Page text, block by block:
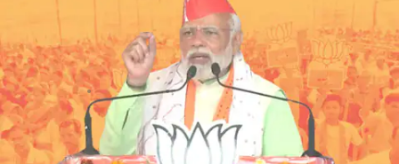
పేదరికంలోకి నెట్టారు'; త్రిపురలో
కాంగ్రెస్-లెఫ్ట్ కూటమిపై మోదీ ధ్వజం
వ్రాసిన వారు Stalin Feb 11, 2023 05:56 pm
ఈ వార్తాకథనం ఏంటి